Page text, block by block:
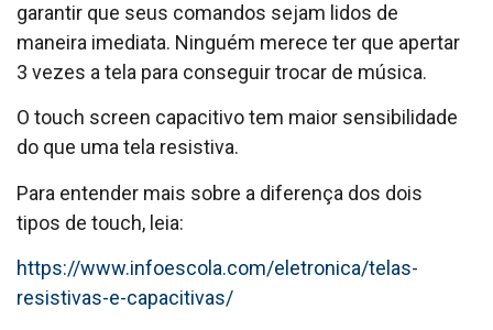
garantir que seus comandos sejam lidos de
maneira imediata. Ninguém merece ter que apertar
3 vezes a tela para conseguir trocar de música.
O touch screen capacitivo tem maior sensibilidade
do que uma tela resistiva.
Para entender mais sobre a diferença dos dois
tipos de touch, leia:
https://www.infoescola.com/eletronica/telas-
resistivas-e-capacitivas/